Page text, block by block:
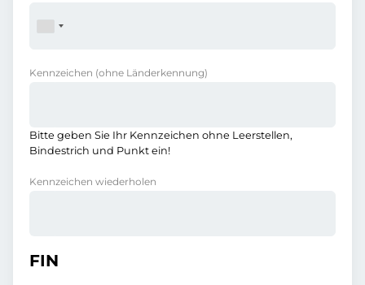
Kennzeichen (ohne Länderkennung)
Bitte geben Sie Ihr Kennzeichen ohne Leerstellen,
Bindestrich und Punkt ein!
Kennzeichen wiederholen
FIN